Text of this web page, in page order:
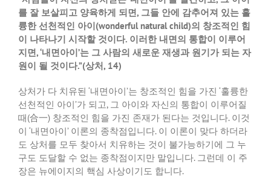
를 잘 보살피고 양육하게 되면, 그들 안에 감추어져 있는 훌
륭한 선천적인 아이(wonderful natural child)의 창조적인 힘
이 나타나기 시작할 것이다. 이러한 내면의 통합이 이루어
지면, ‘내면아이’는 그 사람의 새로운 재생과 원기가 되는 자
원이 될 것이다.”(상처, 14)
상처가 다 치유된 ‘내면아이’는 창조적인 힘을 가진 ‘훌륭한
선천적인 아이’가 되고, 그 아이와 자신의 통합이 이루어질
때(合一) 창조적인 힘을 가진 존재가 된다는 것입니다. 이것
이 ‘내면아이’ 이론의 종착점입니다. 이 이론이 맞다 하더라
도 상처를 모두 찾아서 치유하는 것이 불가능하기에 그 누
구도 도달할 수 없는 종착점이지만 말입니다. 그런데 이 주
장은 뉴에이지의 핵심 사상이기도 합니다.